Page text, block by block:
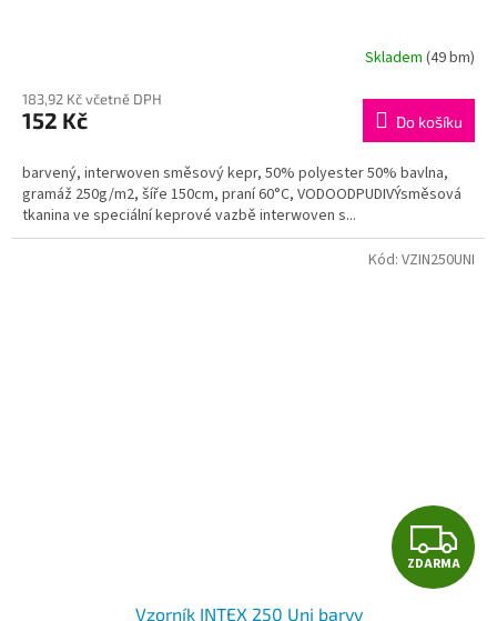
Skladem (49 bm)
183,92 Kč včetně DPH
152 Kč Do košíku
barvený, interwoven směsový kepr, 50% polyester 50% bavlna,
gramáž 250g/m2, šíře 150cm, praní 60°C, VODOODPUDIVÝsměsová
tkanina ve speciální keprové vazbě interwoven s...
Z
D
ZDARMA
Vzorník INTEX 250 Uni barvy
Kód: VZIN250UNI